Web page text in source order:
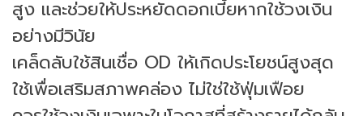
สูง และช่วยให้ประหยัดดอกเบี้ยหากใช้วงเงิน
อย่างมีวินัย
เคล็ดลับใช้สินเชื่อ OD ให้เกิดประโยชน์สูงสุด
ใช้เพื่อเสริมสภาพคล่อง ไม่ใช่ใช้ฟุ่มเฟือย